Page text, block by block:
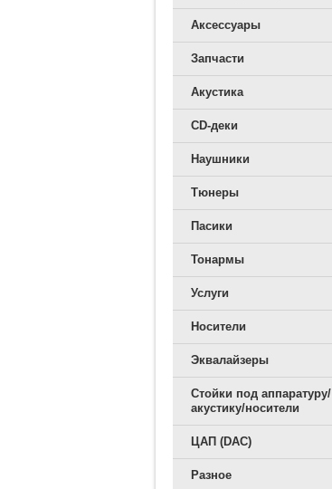
Аксессуары
Запчасти
Акустика
CD-деки
Наушники
Тюнеры
Пасики
Тонармы
Услуги
Носители
Эквалайзеры
Стойки под аппаратуру/
акустику/носители
ЦАП (DAC)
Разное